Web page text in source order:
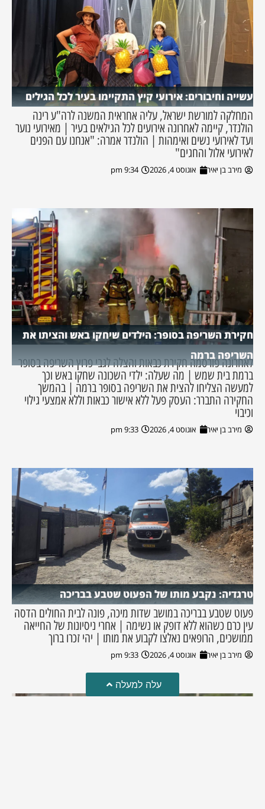
עשייה וחיבורים: אירועי קיץ התקיימו בעיר לכל הגילים
המחלקה למורשת ישראל, עליה אחראית המשנה לרה"ע רינה
הולנדר, קיימה לאחרונה אירועים לכל הגילאים בעיר | מאירועי נוער
ועד לאירועי נשים ואימהות | הולנדר אמרה: "אנחנו עם הפנים
לאירועי אלול והחגים"
מירב בן יאיר אוגוסט 4, 2026 9:34 pm
חקירת השריפה בסופר: הילדים שיחקו באש והציתו את
השריפה ברמה
לאחרונה פורסמה חקירת כבאות והצלה לגבי פרוץ השריפה בסופר
ברמת בית שמש | מה שעלה: ילדי השכונה שחקו באש וכך
למעשה הצליחו להצית את השריפה בסופר ברמה | בהמשך
החקירה התברר: העסק פעל ללא אישור כבאות וללא אמצעי גילוי
וכיבוי
מירב בן יאיר אוגוסט 4, 2026 9:33 pm
טרגדיה: נקבע מותו של הפעוט שטבע בבריכה
פעוט שטבע בבריכה במושב שדות מיכה, פונה לבית החולים הדסה
עין כרם כשהוא ללא דופק או נשימה | אחרי ניסיונות של החייאה
ממושכים, הרופאים נאלצו לקבוע את מותו | יהי זכרו ברוך
מירב בן יאיר אוגוסט 4, 2026 9:33 pm
עלה למעלה